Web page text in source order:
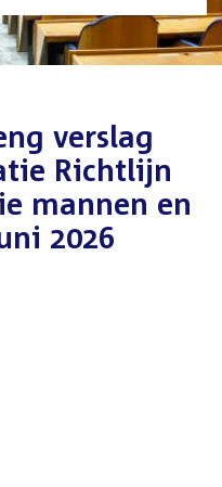
verslag
Richtlijn
mannen en
2026